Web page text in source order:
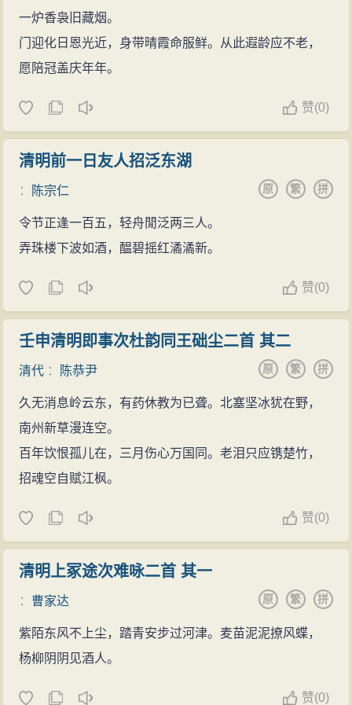
一炉香袅旧藏烟。
门迎化日恩光近，身带晴霞命服鲜。从此遐龄应不老，
愿陪冠盖庆年年。
赞(0)
清明前一日友人招泛东湖
： 陈宗仁 拼
繁
原
令节正逢一百五，轻舟閒泛两三人。
弄珠楼下波如酒，醖碧摇红潏潏新。
赞(0)
壬申清明即事次杜韵同王础尘二首 其二
清代 ： 陈恭尹 拼
繁
原
久无消息岭云东，有药休教为已聋。北塞坚冰犹在野，
南州新草漫连空。
百年饮恨孤儿在，三月伤心万国同。老泪只应镌楚竹，
招魂空自赋江枫。
赞(0)
清明上冢途次难咏二首 其一
： 曹家达 拼
繁
原
紫陌东风不上尘，踏青安步过河津。麦苗泥泥撩风蝶，
杨柳阴阴见酒人。
赞(0)